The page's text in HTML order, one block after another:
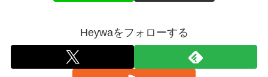
Heywaをフォローする